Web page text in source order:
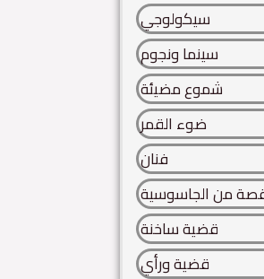
سيكولوجي
سينما ونجوم
شموع مضيئة
ضوء القمر
فنان
من الجاسوسية
قضية ساخنة
قضية ورأي